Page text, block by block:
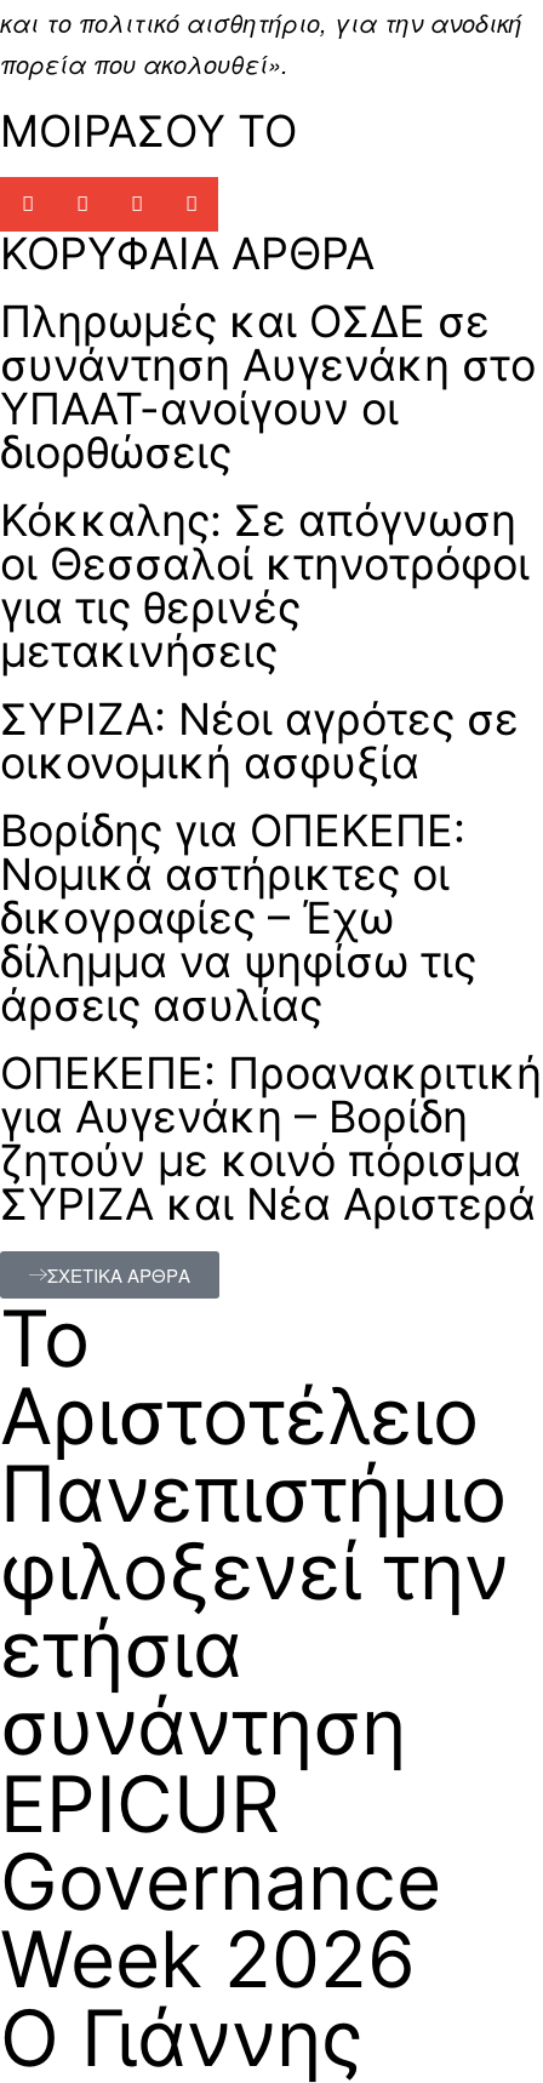
και το πολιτικό αισθητήριο, για την ανοδική
πορεία που ακολουθεί».
ΜΟΙΡΑΣΟΥ ΤΟ
ΚΟΡΥΦΑΙΑ ΑΡΘΡΑ
Πληρωμές και ΟΣΔΕ σε
συνάντηση Αυγενάκη στο
ΥΠΑΑΤ-ανοίγουν οι
διορθώσεις
Κόκκαλης: Σε απόγνωση
οι Θεσσαλοί κτηνοτρόφοι
για τις θερινές
μετακινήσεις
ΣΥΡΙΖΑ: Νέοι αγρότες σε
οικονομική ασφυξία
Βορίδης για ΟΠΕΚΕΠΕ:
Νομικά αστήρικτες οι
δικογραφίες – Έχω
δίλημμα να ψηφίσω τις
άρσεις ασυλίας
ΟΠΕΚΕΠΕ: Προανακριτική
για Αυγενάκη – Βορίδη
ζητούν με κοινό πόρισμα
ΣΥΡΙΖΑ και Νέα Αριστερά
ΣΧΕΤΙΚΑ ΑΡΘΡΑ
Το
Αριστοτέλειο
Πανεπιστήμιο
φιλοξενεί την
ετήσια
συνάντηση
EPICUR
Governance
Week 2026
Ο Γιάννης